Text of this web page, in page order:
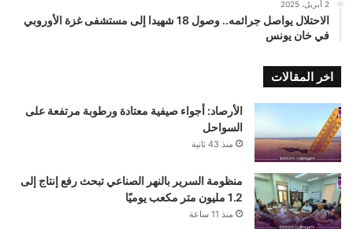
2 أبريل، 2025
الاحتلال يواصل جرائمه.. وصول 18 شهيدا إلى مستشفى غزة الأوروبي
في خان يونس
اخر المقالات
الأرصاد: أجواء صيفية معتادة ورطوبة مرتفعة على
السواحل
منذ 43 ثانية
منظومة السرير بالنهر الصناعي تبحث رفع إنتاج إلى
1.2 مليون متر مكعب يوميًا
منذ 11 ساعة